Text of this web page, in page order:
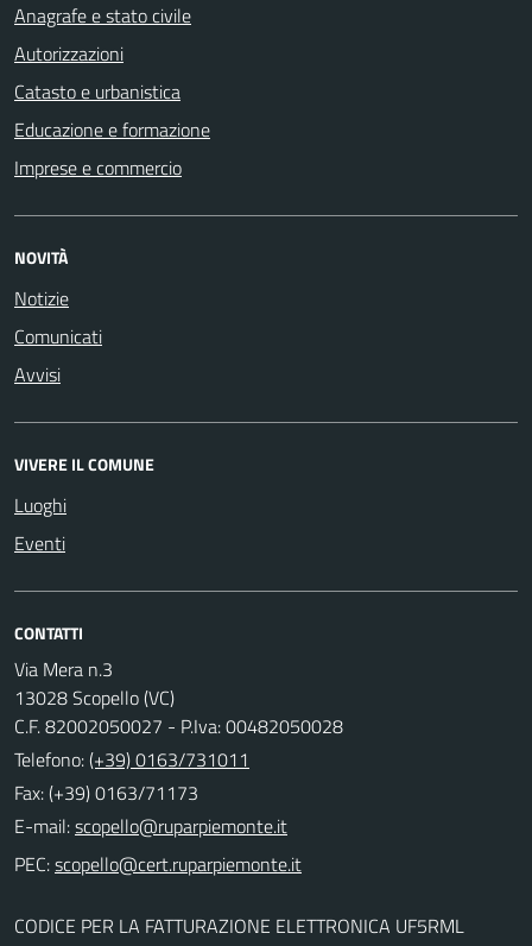
Anagrafe e stato civile
Autorizzazioni
Catasto e urbanistica
Educazione e formazione
Imprese e commercio
NOVITÀ
Notizie
Comunicati
Avvisi
VIVERE IL COMUNE
Luoghi
Eventi
CONTATTI
Via Mera n.3
13028 Scopello (VC)
C.F. 82002050027 - P.Iva: 00482050028
Telefono:(+39) 0163/731011
Fax: (+39) 0163/71173
E-mail:
PEC:
CODICE PER LA FATTURAZIONE ELETTRONICA UF5RML